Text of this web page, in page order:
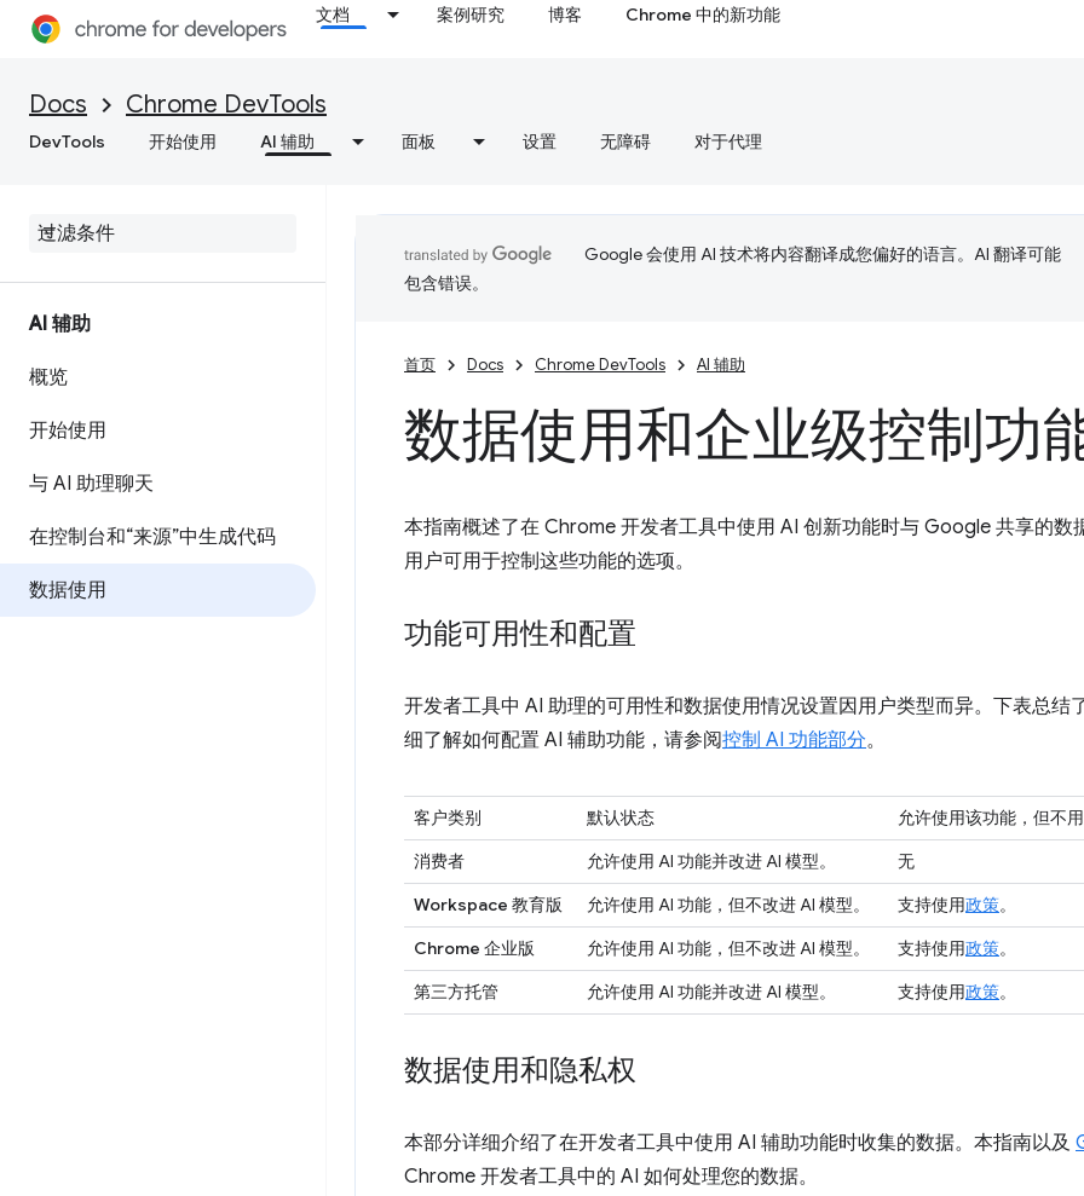
文档 案例研究 博客 Chrome 中的新功能
Docs Chrome DevTools
DevTools 开始使用 AI 辅助 面板 设置 无障碍 对于代理
AI 辅助
概览
开始使用
与 AI 助理聊天
在控制台和“来源”中生成代码
数据使用
Google 会使用 AI 技术将内容翻译成您偏好的语言。AI 翻译可能
包含错误。
首页 Docs Chrome DevTools AI 辅助
数据使用和企业级控制功
本指南概述了在 Chrome 开发者工具中使用 AI 创新功能时与 Google 共享的数
用户可用于控制这些功能的选项。
功能可用性和配置
开发者工具中 AI 助理的可用性和数据使用情况设置因用户类型而异。下表总结
细了解如何配置 AI 辅助功能，请参阅控制 AI 功能部分。
客户类别 默认状态
允许使用该功能，但不
消费者
允许使用 AI 功能并改进 AI 模型。
无
Workspace 教育版
允许使用 AI 功能，但不改进 AI 模型。 支持使用政策。
Chrome 企业版
允许使用 AI 功能，但不改进 AI 模型。 支持使用政策。
第三方托管
允许使用 AI 功能并改进 AI 模型。 支持使用政策。
数据使用和隐私权
本部分详细介绍了在开发者工具中使用 AI 辅助功能时收集的数据。本指南以及
Chrome 开发者工具中的 AI 如何处理您的数据。